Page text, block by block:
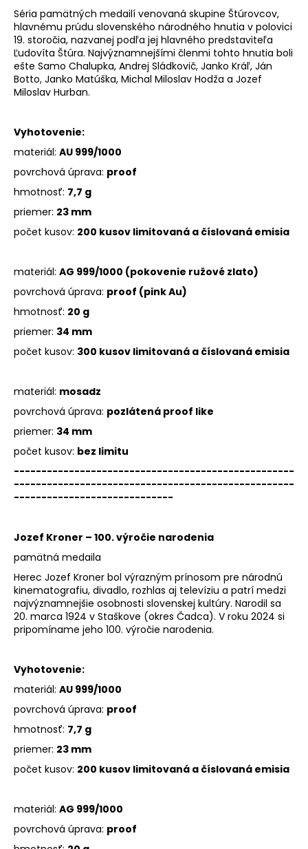
Séria pamätných medailí venovaná skupine Štúrovcov,
hlavnému prúdu slovenského národného hnutia v polovici
19. storočia, nazvanej podľa jej hlavného predstaviteľa
Ľudovíta Štúra. Najvýznamnejšími členmi tohto hnutia boli
ešte Samo Chalupka, Andrej Sládkovič, Janko Kráľ, Ján
Botto, Janko Matúška, Michal Miloslav Hodža a Jozef
Miloslav Hurban.
Vyhotovenie:
materiál: AU 999/1000
povrchová úprava: proof
hmotnosť: 7,7 g
priemer: 23 mm
počet kusov: 200 kusov limitovaná a číslovaná emisia
materiál: AG 999/1000 (pokovenie ružové zlato)
povrchová úprava: proof (pink Au)
hmotnosť: 20 g
priemer: 34 mm
počet kusov: 300 kusov limitovaná a číslovaná emisia
materiál: mosadz
povrchová úprava: pozlátená proof like
priemer: 34 mm
počet kusov: bez limitu
---------------------------------------------------
---------------------------------------------------
-----------------------------
Jozef Kroner – 100. výročie narodenia
pamätná medaila
Herec Jozef Kroner bol výrazným prínosom pre národnú
kinematografiu, divadlo, rozhlas aj televíziu a patrí medzi
najvýznamnejšie osobnosti slovenskej kultúry. Narodil sa
20. marca 1924 v Staškove (okres Čadca). V roku 2024 si
pripomíname jeho 100. výročie narodenia.
Vyhotovenie:
materiál: AU 999/1000
povrchová úprava: proof
hmotnosť: 7,7 g
priemer: 23 mm
počet kusov: 200 kusov limitovaná a číslovaná emisia
materiál: AG 999/1000
povrchová úprava: proof